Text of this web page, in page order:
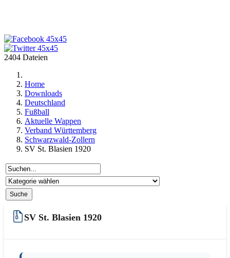
2404 Dateien
Home
Downloads
Deutschland
Fußball
Aktuelle Wappen
Verband Württemberg
Schwarzwald-Zollern
SV St. Blasien 1920
SV St. Blasien 1920